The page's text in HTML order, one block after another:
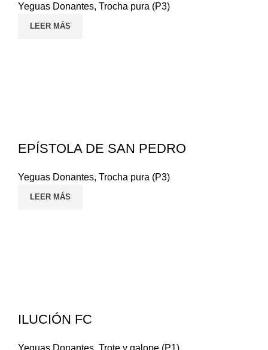
Yeguas Donantes, Trocha pura (P3)
LEER MÁS
EPÍSTOLA DE SAN PEDRO
Yeguas Donantes, Trocha pura (P3)
LEER MÁS
ILUCIÓN FC
Yeguas Donantes Trote y galope (P1)